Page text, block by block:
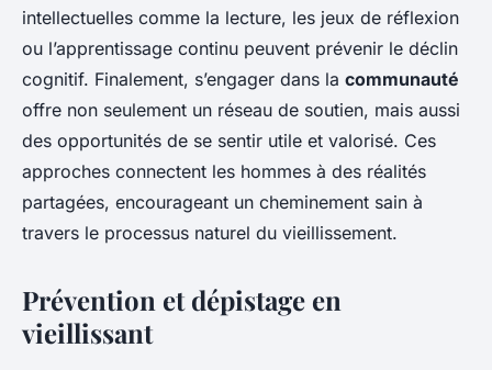
intellectuelles comme la lecture, les jeux de réflexion
ou l’apprentissage continu peuvent prévenir le déclin
cognitif. Finalement, s’engager dans la communauté
offre non seulement un réseau de soutien, mais aussi
des opportunités de se sentir utile et valorisé. Ces
approches connectent les hommes à des réalités
partagées, encourageant un cheminement sain à
travers le processus naturel du vieillissement.
Prévention et dépistage en
vieillissant